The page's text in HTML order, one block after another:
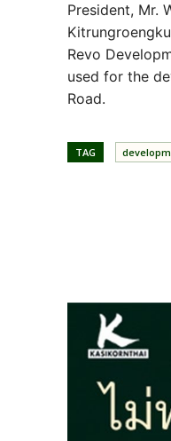
President, Mr.
Revo
used for the
Road.
TAG